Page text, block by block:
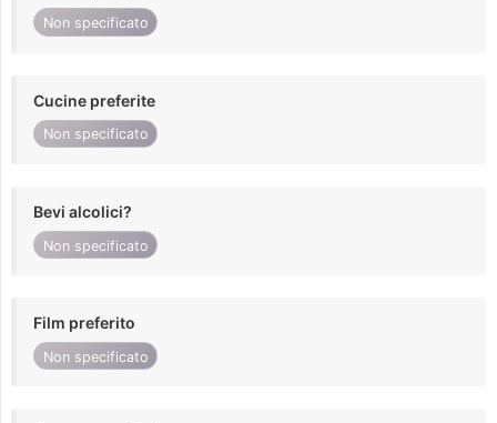
Non specificato
Cucine preferite
Non specificato
Bevi alcolici?
Non specificato
Film preferito
Non specificato